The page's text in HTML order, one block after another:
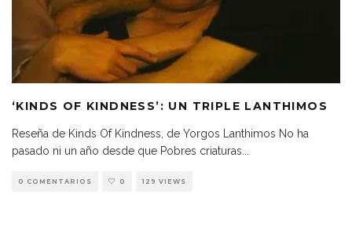
‘KINDS OF KINDNESS’: UN TRIPLE LANTHIMOS
Reseña de Kinds Of Kindness, de Yorgos Lanthimos No ha
pasado ni un año desde que Pobres criaturas
0 COMENTARIOS 0 129 VIEWS